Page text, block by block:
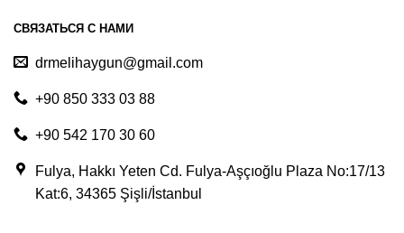
СВЯЗАТЬСЯ С НАМИ
drmelihaygun@gmail.com
+90 850 333 03 88
+90 542 170 30 60
Fulya, Hakkı Yeten Cd. Fulya-Aşçıoğlu Plaza No:17/13
Kat:6, 34365 Şişli/İstanbul